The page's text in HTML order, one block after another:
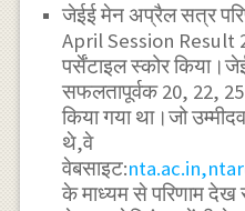
जेईई मेन अप्रैल सत्र
April Session Result
पर्सेंटाइल स्कोर
सफलतापूर्वक 20, 22,
किया गया था।जो
थे,वे
वेबसाइट:
के माध्यम से परिणाम